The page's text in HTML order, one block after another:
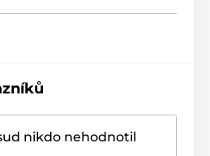
nikdo nehodnotil